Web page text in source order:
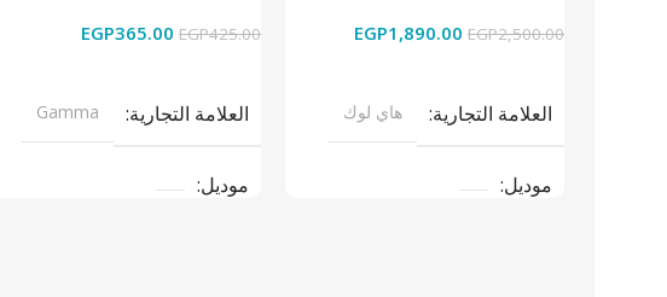
EGP2,500.00
EGP1,890.00
العلامة التجارية هاي لوك
موديل
EGP425.00
EGP365.00
العلامة التجارية Gamma
موديل